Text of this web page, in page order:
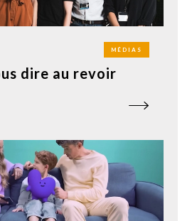
MÉDIAS
dire au revoir